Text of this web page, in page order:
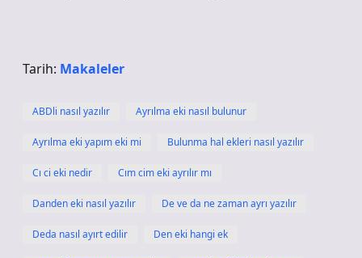
Tarih: Makaleler
ABDli nasıl yazılır Ayrılma eki nasıl bulunur
Ayrılma eki yapım eki mi Bulunma hal ekleri nasıl yazılır
Cı ci eki nedir Cım cim eki ayrılır mı
Danden eki nasıl yazılır De ve da ne zaman ayrı yazılır
Deda nasıl ayırt edilir Den eki hangi ek